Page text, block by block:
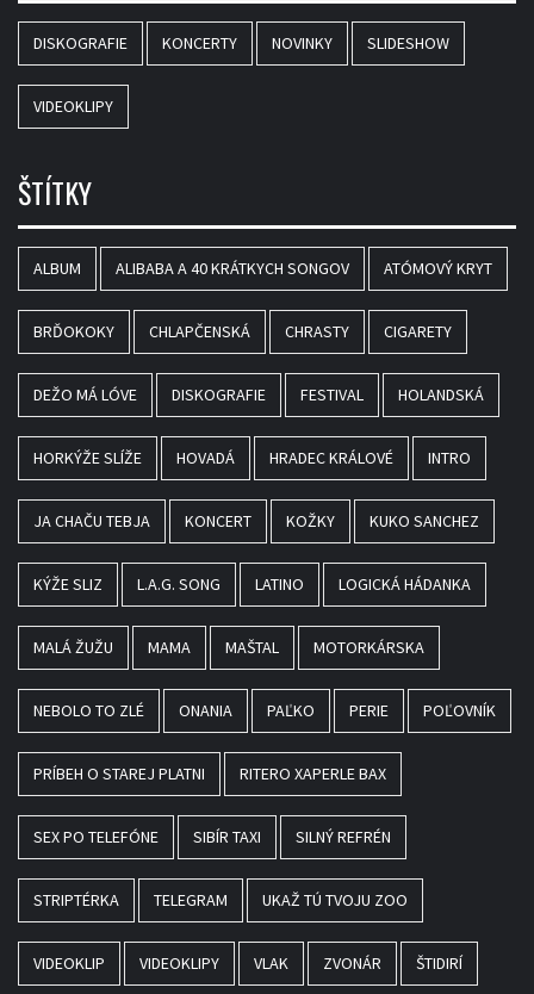
DISKOGRAFIE KONCERTY NOVINKY SLIDESHOW
VIDEOKLIPY
ŠTÍTKY
ALBUM ALIBABA A 40 KRÁTKYCH SONGOV ATÓMOVÝ KRYT
BRĎOKOKY CHLAPČENSKÁ CHRASTY CIGARETY
DEŽO MÁ LÓVE DISKOGRAFIE FESTIVAL HOLANDSKÁ
HORKÝŽE SLÍŽE HOVADÁ HRADEC KRÁLOVÉ INTRO
JA CHAČU TEBJA KONCERT KOŽKY KUKO SANCHEZ
KÝŽE SLIZ L.A.G. SONG LATINO LOGICKÁ HÁDANKA
MALÁ ŽUŽU MAMA MAŠTAL MOTORKÁRSKA
NEBOLO TO ZLÉ ONANIA PAĽKO PERIE POĽOVNÍK
PRÍBEH O STAREJ PLATNI RITERO XAPERLE BAX
SEX PO TELEFÓNE SIBÍR TAXI SILNÝ REFRÉN
STRIPTÉRKA TELEGRAM UKAŽ TÚ TVOJU ZOO
VIDEOKLIP VIDEOKLIPY VLAK ZVONÁR ŠTIDIRÍ